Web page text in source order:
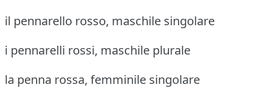
il pennarello rosso, maschile singolare
i pennarelli rossi, maschile plurale
la penna rossa, femminile singolare